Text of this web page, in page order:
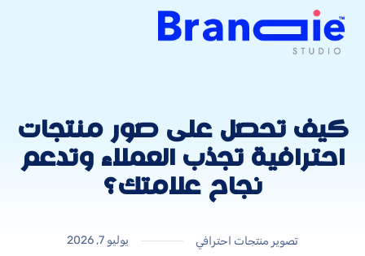
كيف تحصل على صور منتجات
احترافية تجذب العملاء وتدعم
نجاح علامتك؟
تصوير منتجات احترافي يوليو 7, 2026